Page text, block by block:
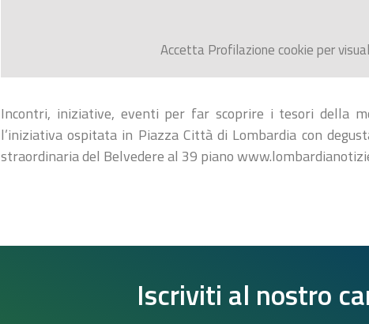
AccettaProfilazionecookie per
Incontri, iniziative, eventi per far scoprire i tesori della
l’iniziativa ospitata in Piazza Città di Lombardia con
straordinaria del Belvedere al 39 piano
Iscriviti al nostro